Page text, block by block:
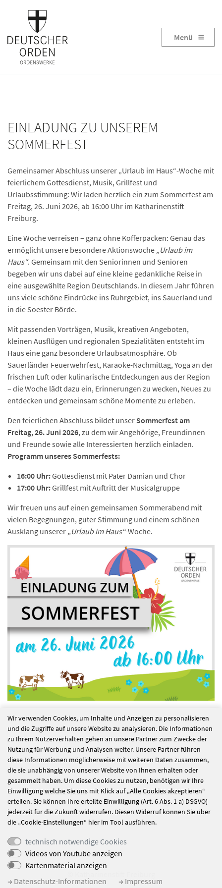
Menü
EINLADUNG ZU UNSEREM
SOMMERFEST
Gemeinsamer Abschluss unserer „Urlaub im Haus“-Woche mit
feierlichem Gottesdienst, Musik, Grillfest und
Urlaubsstimmung: Wir laden herzlich ein zum Sommerfest am
Freitag, 26. Juni 2026, ab 16:00 Uhr im Katharinenstift
Freiburg.
Eine Woche verreisen – ganz ohne Kofferpacken: Genau das
ermöglicht unsere besondere Aktionswoche „Urlaub im
Haus“. Gemeinsam mit den Seniorinnen und Senioren
begeben wir uns dabei auf eine kleine gedankliche Reise in
eine ausgewählte Region Deutschlands. In diesem Jahr führen
uns viele schöne Eindrücke ins Ruhrgebiet, ins Sauerland und
in die Soester Börde.
Mit passenden Vorträgen, Musik, kreativen Angeboten,
kleinen Ausflügen und regionalen Spezialitäten entsteht im
Haus eine ganz besondere Urlaubsatmosphäre. Ob
Sauerländer Feuerwehrfest, Karaoke-Nachmittag, Yoga an der
frischen Luft oder kulinarische Entdeckungen aus der Region
– die Woche lädt dazu ein, Erinnerungen zu wecken, Neues zu
entdecken und gemeinsam schöne Momente zu erleben.
Den feierlichen Abschluss bildet unser Sommerfest am
Freitag, 26. Juni 2026, zu dem wir Angehörige, Freundinnen
und Freunde sowie alle Interessierten herzlich einladen.
Programm unseres Sommerfests:
16:00 Uhr:Gottesdienst mit Pater Damian und Chor
17:00 Uhr:Grillfest mit Auftritt der Musicalgruppe
Wir freuen uns auf einen gemeinsamen Sommerabend mit
vielen Begegnungen, guter Stimmung und einem schönen
Ausklang unserer „Urlaub im Haus“-Woche.
alle Nachrichten
Pfarrfest auf dem
Münsterplatz
Urlaub im Haus: Eine
Reise ins Sauerland
Wir verwenden Cookies, um Inhalte und Anzeigen zu personalisieren
und die Zugriffe auf unsere Website zu analysieren. Die Informationen
zu Ihrem Nutzerverhalten gehen an unsere Partner zum Zwecke der
Nutzung für Werbung und Analysen weiter. Unsere Partner führen
diese Informationen möglicherweise mit weiteren Daten zusammen,
die sie unabhängig von unserer Website von Ihnen erhalten oder
gesammelt haben. Um diese Cookies zu nutzen, benötigen wir Ihre
Einwilligung welche Sie uns mit Klick auf „Alle Cookies akzeptieren“
erteilen. Sie können Ihre erteilte Einwilligung (Art. 6 Abs. 1 a) DSGVO)
jederzeit für die Zukunft widerrufen. Diesen Widerruf können Sie über
die „Cookie-Einstellungen“ hier im Tool ausführen.
technisch notwendige Cookies
Videos von Youtube anzeigen
Kartenmaterial anzeigen
Datenschutz-Informationen
Impressum